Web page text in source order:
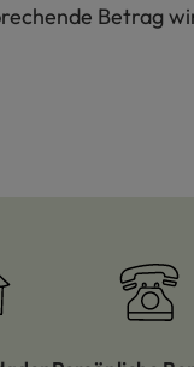
Betrag